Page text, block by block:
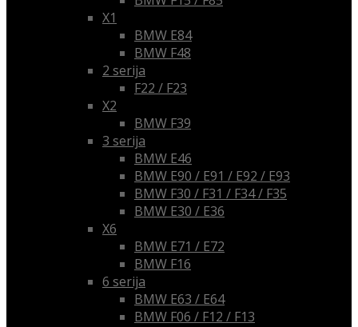
X1
BMW E84
BMW F48
2 serija
F22 / F23
X2
BMW F39
3 serija
BMW E46
BMW E90 / E91 / E92 / E93
BMW F30 / F31 / F34 / F35
BMW E30 / E36
X6
BMW E71 / E72
BMW F16
6 serija
BMW E63 / E64
BMW F06 / F12 / F13